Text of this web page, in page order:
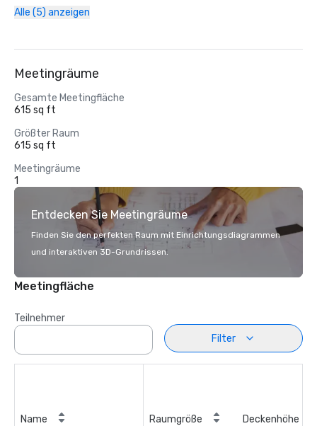
Alle (5) anzeigen
Meetingräume
Gesamte Meetingfläche
615 sq ft
Größter Raum
615 sq ft
Meetingräume
1
Entdecken Sie Meetingräume
Finden Sie den perfekten Raum mit Einrichtungsdiagrammen
und interaktiven 3D-Grundrissen.
Meetingfläche
Teilnehmer
Filter
Name Raumgröße Deckenhöhe